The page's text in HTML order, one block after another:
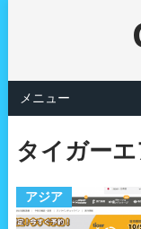
メニュー
タイガー
アジア